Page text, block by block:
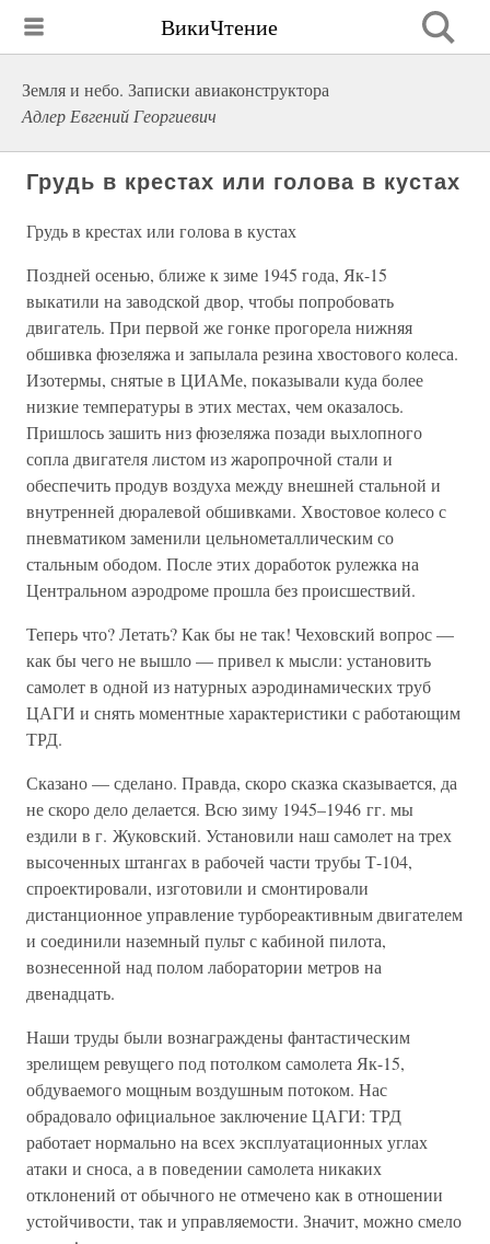
ВикиЧтение
Земля и небо. Записки авиаконструктора
Адлер Евгений Георгиевич
Грудь в крестах или голова в кустах
Грудь в крестах или голова в кустах
Поздней осенью, ближе к зиме 1945 года, Як-15
выкатили на заводской двор, чтобы попробовать
двигатель. При первой же гонке прогорела нижняя
обшивка фюзеляжа и запылала резина хвостового колеса.
Изотермы, снятые в ЦИАМе, показывали куда более
низкие температуры в этих местах, чем оказалось.
Пришлось зашить низ фюзеляжа позади выхлопного
сопла двигателя листом из жаропрочной стали и
обеспечить продув воздуха между внешней стальной и
внутренней дюралевой обшивками. Хвостовое колесо с
пневматиком заменили цельнометаллическим со
стальным ободом. После этих доработок рулежка на
Центральном аэродроме прошла без происшествий.
Теперь что? Летать? Как бы не так! Чеховский вопрос —
как бы чего не вышло — привел к мысли: установить
самолет в одной из натурных аэродинамических труб
ЦАГИ и снять моментные характеристики с работающим
ТРД.
Сказано — сделано. Правда, скоро сказка сказывается, да
не скоро дело делается. Всю зиму 1945–1946 гг. мы
ездили в г. Жуковский. Установили наш самолет на трех
высоченных штангах в рабочей части трубы Т-104,
спроектировали, изготовили и смонтировали
дистанционное управление турбореактивным двигателем
и соединили наземный пульт с кабиной пилота,
вознесенной над полом лаборатории метров на
двенадцать.
Наши труды были вознаграждены фантастическим
зрелищем ревущего под потолком самолета Як-15,
обдуваемого мощным воздушным потоком. Нас
обрадовало официальное заключение ЦАГИ: ТРД
работает нормально на всех эксплуатационных углах
атаки и сноса, а в поведении самолета никаких
отклонений от обычного не отмечено как в отношении
устойчивости, так и управляемости. Значит, можно смело